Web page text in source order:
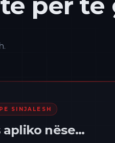
SINJALESH
apliko nëse…